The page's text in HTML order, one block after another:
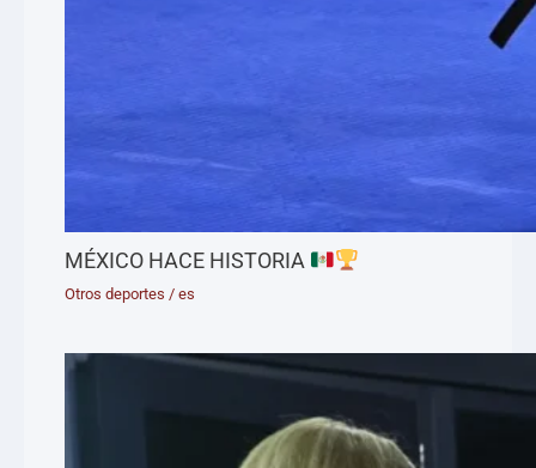
MÉXICO HACE HISTORIA
Otros deportes /es